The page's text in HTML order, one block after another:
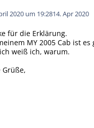
2020 um 19:2814. Apr 2020
für die Erklärung.
MY 2005 Cab ist es
weiß ich, warum.
Grüße,